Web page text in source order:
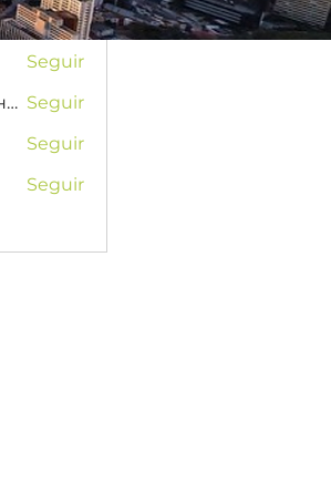
Seguir
Seguir
Елисей Мирошниченко Seguir
Seguir
Seguir